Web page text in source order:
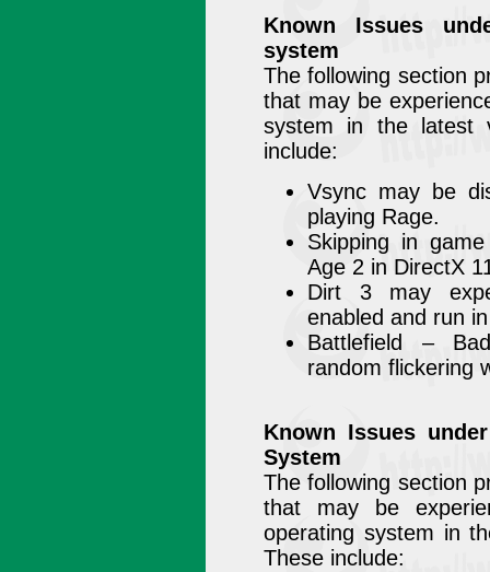
Known Issues
system
The following section
that may be
system in the latest
include:
Vsync may be
playing Rage.
Skipping in
Age 2 in DirectX
Dirt 3 may
enabled and run
Battlefield –
random flickering
Known Issues
System
The following section
that may be
operating system in
These include: